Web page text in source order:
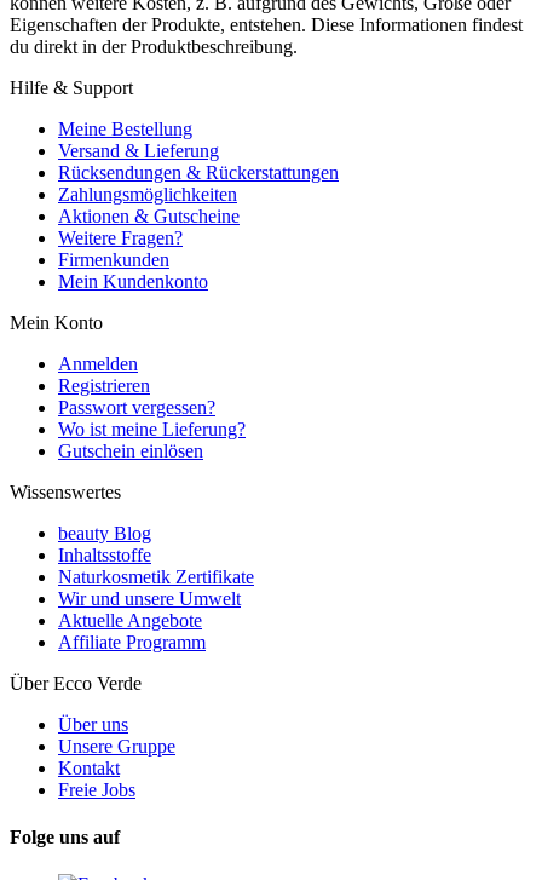
Eigenschaften der Produkte, entstehen. Diese Informationen findest
du direkt in der Produktbeschreibung.
Hilfe & Support
Meine Bestellung
Versand & Lieferung
Rücksendungen & Rückerstattungen
Zahlungsmöglichkeiten
Aktionen & Gutscheine
Weitere Fragen?
Firmenkunden
Mein Kundenkonto
Mein Konto
Anmelden
Registrieren
Passwort vergessen?
Wo ist meine Lieferung?
Gutschein einlösen
Wissenswertes
beauty Blog
Inhaltsstoffe
Naturkosmetik Zertifikate
Wir und unsere Umwelt
Aktuelle Angebote
Affiliate Programm
Über Ecco Verde
Über uns
Unsere Gruppe
Kontakt
Freie Jobs
Folge uns auf